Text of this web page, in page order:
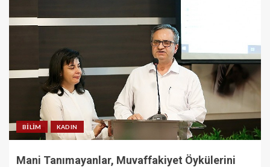
BILIM KADIN
Mani Tanımayanlar, Muvaffakiyet Öykülerini